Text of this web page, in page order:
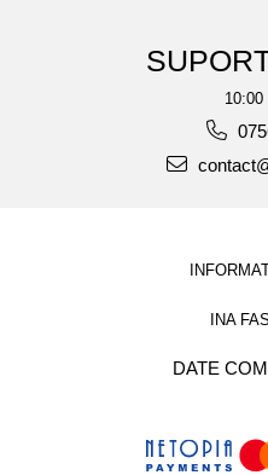
10:00
INA
DATE